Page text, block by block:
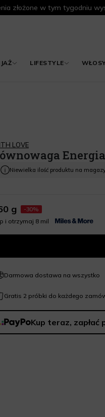
złożone w tym tygodniu
LIFESTYLE
LOVE
Niewielka ilość produktu na
g
-30%
i otrzymaj 8 mil
Darmowa dostawa na wszystko
Gratis 2 próbki do każdego
Kup teraz, zapłać